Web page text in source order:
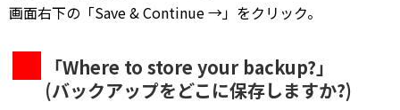
画面右下の「Save & Continue →」をクリック。
「Where to store your backup?」
(バックアップをどこに保存しますか?)